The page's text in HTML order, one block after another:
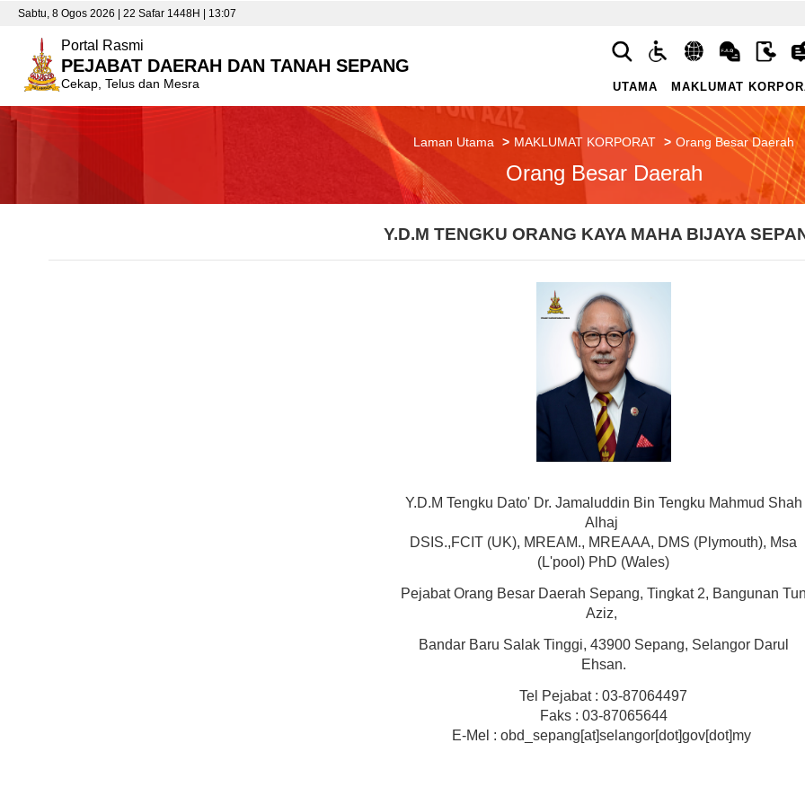
Sabtu, 8 Ogos 2026 | 22 Safar 1448H | 13:07
Portal Rasmi
PEJABAT DAERAH DAN TANAH SEPANG
Cekap, Telus dan Mesra UTAMA MAKLUMAT
Laman Utama MAKLUMAT KORPORAT Orang Besar Daerah
Orang Besar Daerah
Y.D.M TENGKU ORANG KAYA MAHA BIJAYA
Y.D.M Tengku Dato' Dr. Jamaluddin Bin Tengku Mahmud Shah
Alhaj
DSIS.,FCIT (UK), MREAM., MREAAA, DMS (Plymouth), Msa
(L'pool) PhD (Wales)
Pejabat Orang Besar Daerah Sepang, Tingkat 2, Bangunan
Aziz,
Bandar Baru Salak Tinggi, 43900 Sepang, Selangor Darul
Ehsan.
Tel Pejabat : 03-87064497
Faks : 03-87065644
E-Mel : obd_sepang[at]selangor[dot]gov[dot]my